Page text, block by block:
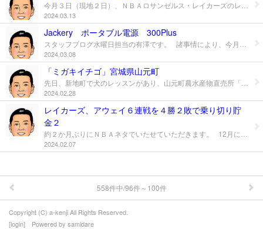
2024.03.13
Jackery ポータブル電源 300Plus
2024.03.08
「ミガキイチゴ」宮城県山元町
2024.02.28
レイカーズ、アウェイ６連戦を４勝２敗で乗り切り貯
金２
2024.02.07
558件中/96件～100件
Copyright (C) a-kenji All Rights Reserved.
[login] Powered by samidare